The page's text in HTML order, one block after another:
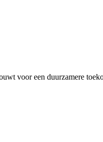
voor een duurzamere